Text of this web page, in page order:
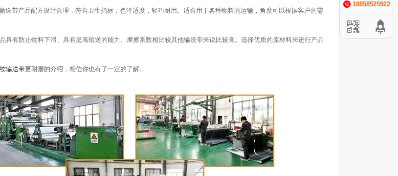
送带产品配方设计合理，符合卫生指标，色泽适度，轻巧耐用。适合用于各种物料的运输，角度可以根据客户的需
具有防止物料下滑、具有提高输送的能力。摩擦系数相比较其他输送带来说比较高。选择优质的原材料来进行产品
输送带更耐磨的介绍，相信你也有了一定的了解。
18858525922